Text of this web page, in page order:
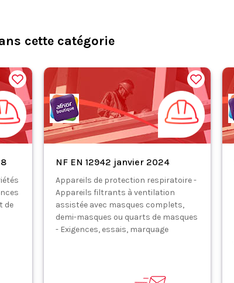
cette catégorie
de
NF EN 12942 janvier 2024
Appareils de protection respiratoire -
Appareils filtrants à ventilation
assistée avec masques complets,
demi-masques ou quarts de masques
- Exigences, essais, marquage